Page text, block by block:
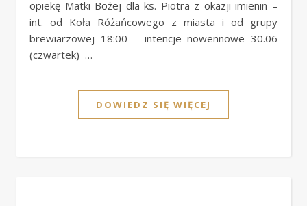
opiekę Matki Bożej dla ks. Piotra z okazji imienin –
int. od Koła Różańcowego z miasta i od grupy
brewiarzowej 18:00 – intencje nowennowe 30.06
(czwartek) …
DOWIEDZ SIĘ WIĘCEJ